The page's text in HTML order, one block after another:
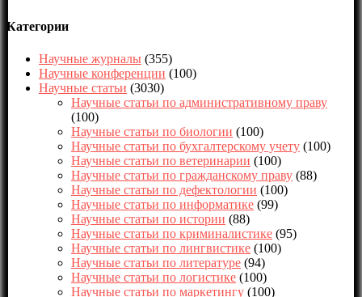
Категории
Научные журналы (355)
Научные конференции (100)
Научные статьи (3030)
Научные статьи по административному праву
(100)
Научные статьи по биологии (100)
Научные статьи по бухгалтерскому учету (100)
Научные статьи по ветеринарии (100)
Научные статьи по гражданскому праву (88)
Научные статьи по дефектологии (100)
Научные статьи по информатике (99)
Научные статьи по истории (88)
Научные статьи по криминалистике (95)
Научные статьи по лингвистике (100)
Научные статьи по литературе (94)
Научные статьи по логистике (100)
Научные статьи по маркетингу (100)